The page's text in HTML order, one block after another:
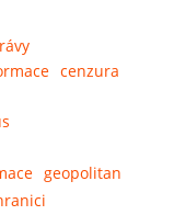
cenzura
geopolitan